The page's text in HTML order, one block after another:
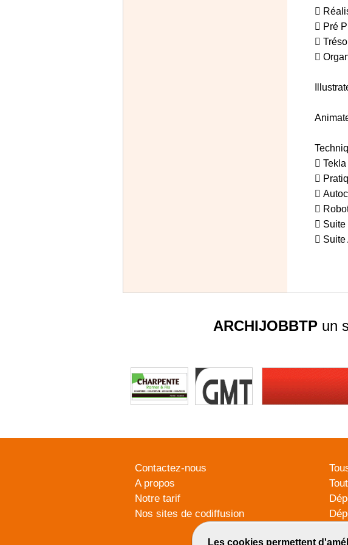

 Pré


 Tekla



 Suite
 Suite
Les cookies permettent
ARCHIJOBBTPun
Contactez-nous
A propos
Notre tarif
Nos sites de codiffusion